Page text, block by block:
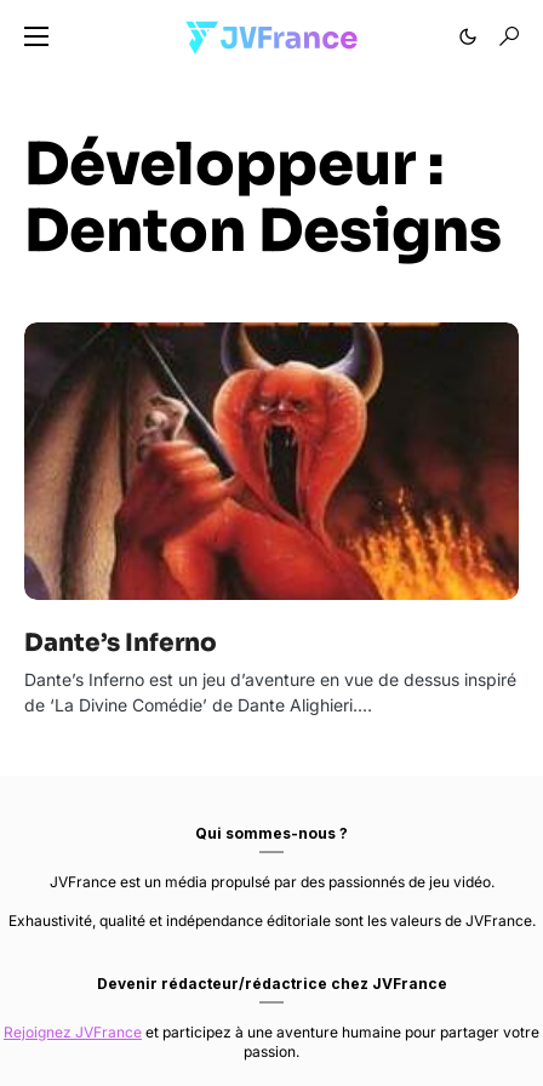
Développeur :
Denton Designs
Dante’s Inferno
Dante’s Inferno est un jeu d’aventure en vue de dessus inspiré
de ‘La Divine Comédie’ de Dante Alighieri.…
Qui sommes-nous ?
JVFrance est un média propulsé par des passionnés de jeu vidéo.
Exhaustivité, qualité et indépendance éditoriale sont les valeurs de JVFrance.
Devenir rédacteur/rédactrice chez JVFrance
Rejoignez JVFrance et participez à une aventure humaine pour partager votre
passion.